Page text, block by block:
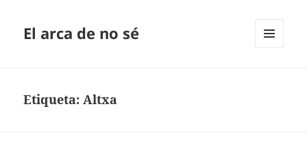
El arca de no sé
Etiqueta:Altxa